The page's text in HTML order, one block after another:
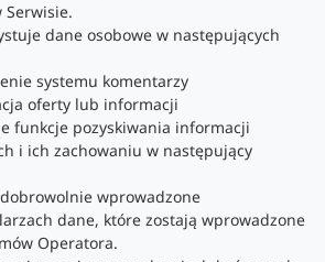
dane osobowe w następujących
systemu komentarzy
oferty lub informacji
funkcje pozyskiwania informacji
i ich zachowaniu w następujący
wprowadzone
dane, które zostają wprowadzone
Operatora.